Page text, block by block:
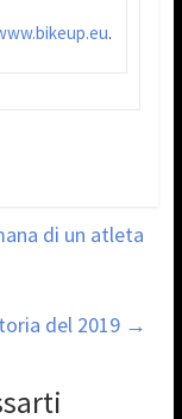
.
di un atleta
del 2019 →